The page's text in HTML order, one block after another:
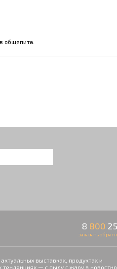
общепита.
8 800
заказать
выставках, продуктах и
тенденциях — с пылу с жару в